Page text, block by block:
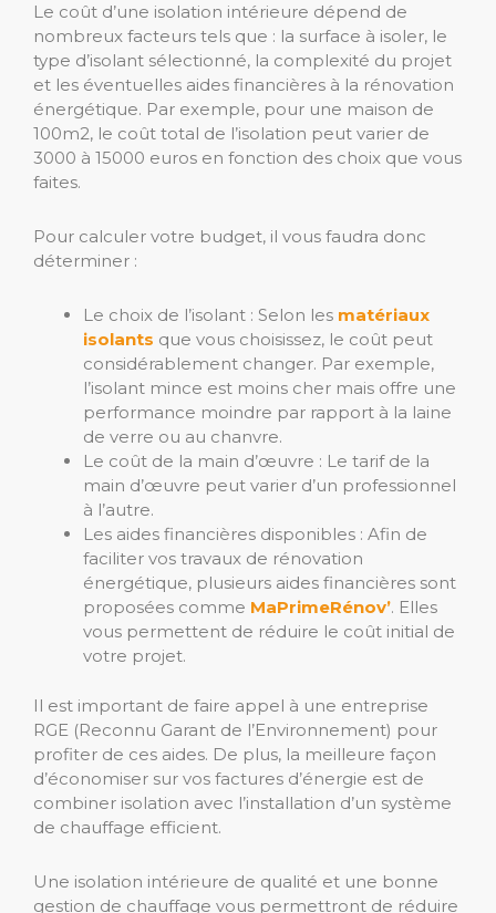
Le coût d’une isolation intérieure dépend de
nombreux facteurs tels que : la surface à isoler, le
type d’isolant sélectionné, la complexité du projet
et les éventuelles aides financières à la rénovation
énergétique. Par exemple, pour une maison de
100m2, le coût total de l’isolation peut varier de
3000 à 15000 euros en fonction des choix que vous
faites.
Pour calculer votre budget, il vous faudra donc
déterminer :
Le choix de l’isolant : Selon les matériaux
isolants que vous choisissez, le coût peut
considérablement changer. Par exemple,
l’isolant mince est moins cher mais offre une
performance moindre par rapport à la laine
de verre ou au chanvre.
Le coût de la main d’œuvre : Le tarif de la
main d’œuvre peut varier d’un professionnel
à l’autre.
Les aides financières disponibles : Afin de
faciliter vos travaux de rénovation
énergétique, plusieurs aides financières sont
proposées comme MaPrimeRénov’. Elles
vous permettent de réduire le coût initial de
votre projet.
Il est important de faire appel à une entreprise
RGE (Reconnu Garant de l’Environnement) pour
profiter de ces aides. De plus, la meilleure façon
d’économiser sur vos factures d’énergie est de
combiner isolation avec l’installation d’un système
de chauffage efficient.
Une isolation intérieure de qualité et une bonne
gestion de chauffage vous permettront de réduire